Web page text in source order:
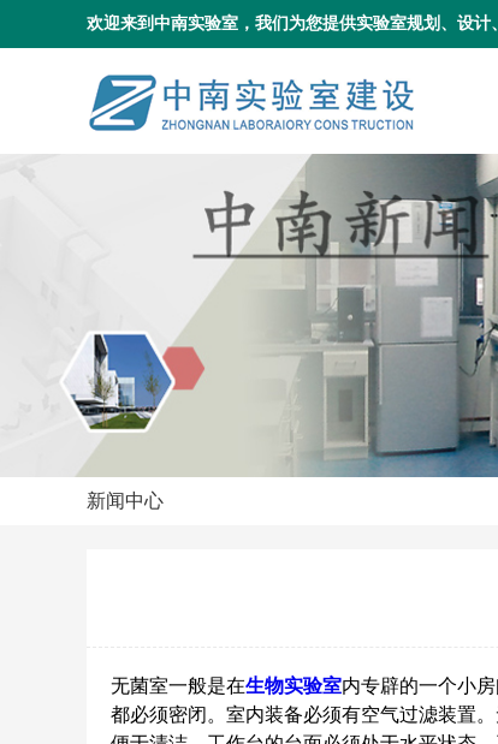
欢迎来到中南实验室，我们为您提供实验室规划、设
新闻中心
无菌室一般是在生物实验室内专辟的一个小
都必须密闭。室内装备必须有空气过滤装置